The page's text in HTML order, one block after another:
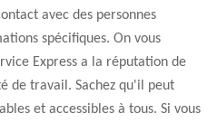
avec des personnes
spécifiques. On vous
Express a la réputation de
de travail. Sachez qu'il peut
et accessibles à tous. Si vous